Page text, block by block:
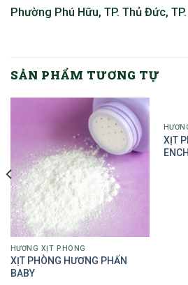
Phường Phú Hữu, TP. Thủ Đức,
SẢN PHẨM TƯƠNG TỰ
HƯƠNG XỊT PHÒNG
XỊT PHÒNG HƯƠNG PHẤN
BABY
XỊT